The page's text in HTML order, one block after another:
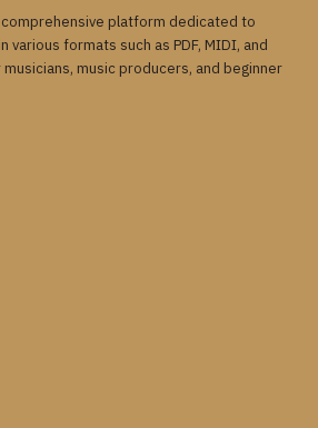
comprehensive platform dedicated to
various formats such as PDF, MIDI, and
music producers, and beginner